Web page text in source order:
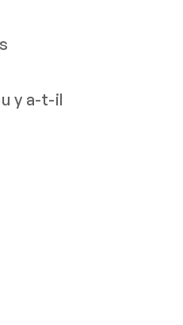
y a-t-il